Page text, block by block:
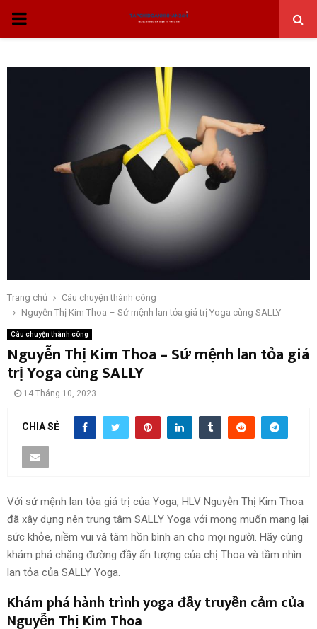
THỰC
Trang chủ
Câu chuyện thành công
Nguyễn Thị Kim Thoa – Sứ mệnh lan tỏa giá trị Yoga cùng SALLY
Câu chuyện thành công
Nguyễn Thị Kim Thoa – Sứ mệnh lan tỏa giá
trị Yoga cùng SALLY
14 Tháng 10, 2023
CHIA SẺ
Với sứ mệnh lan tỏa giá trị của Yoga, HLV Nguyễn Thị Kim Thoa
đã xây dựng nên trung tâm SALLY Yoga với mong muốn mang lại
sức khỏe, niềm vui và tâm hồn bình an cho mọi người. Hãy cùng
khám phá chặng đường đầy ấn tượng của chị Thoa và tầm nhìn
lan tỏa của SALLY Yoga.
Khám phá hành trình yoga đầy truyền cảm của
Nguyễn Thị Kim Thoa